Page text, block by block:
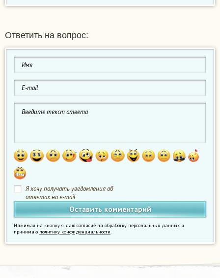
Ответить на вопрос:
Я хочу получать уведомления об
ответах на e-mail
Нажимая на кнопку я даю согласие на обработку персональных данных и
принимаю политику конфиденциальности.